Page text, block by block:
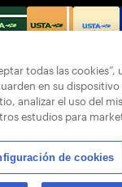
ALL RIGHTS
todas las cookies”,
en su
analizar el uso del
estudios para
de cookies